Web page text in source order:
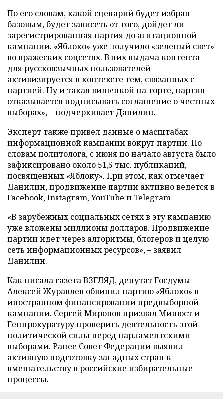
По его словам, какой сценарий будет избран
базовым, будет зависеть от того, дойдет ли
зарегистрированная партия до агитационной
кампании. «Яблоко» уже получило «зеленый свет»
во вражеских соцсетях. В них выдача контента
для русскоязычных пользователей
активизируется в контексте тем, связанных с
партией. Ну и такая вишенкой на торте, партия
отказывается подписывать соглашение о честных
выборах», – подчеркивает Данилин.
Эксперт также привел данные о масштабах
информационной кампании вокруг партии. По
словам политолога, с июня по начало августа было
зафиксировано около 51,5 тыс. публикаций,
посвященных «Яблоку». При этом, как отмечает
Данилин, продвижение партии активно ведется в
Facebook, Instagram, YouTube и Telegram.
«В зарубежных социальных сетях в эту кампанию
уже вложены миллионы долларов. Продвижение
партии идет через алгоритмы, блогеров и целую
сеть информационных ресурсов», – заявил
Данилин.
Как писала газета ВЗГЛЯД, депутат Госдумы
Алексей Журавлев обвинилпартию «Яблоко» в
иностранном финансировании предвыборной
кампании. Сергей Миронов призвалМинюст и
Генпрокуратуру проверить деятельность этой
политической силы перед парламентскими
выборами. Ранее Совет Федерациивыявил
активную подготовку западных стран к
вмешательству в российские избирательные
процессы.